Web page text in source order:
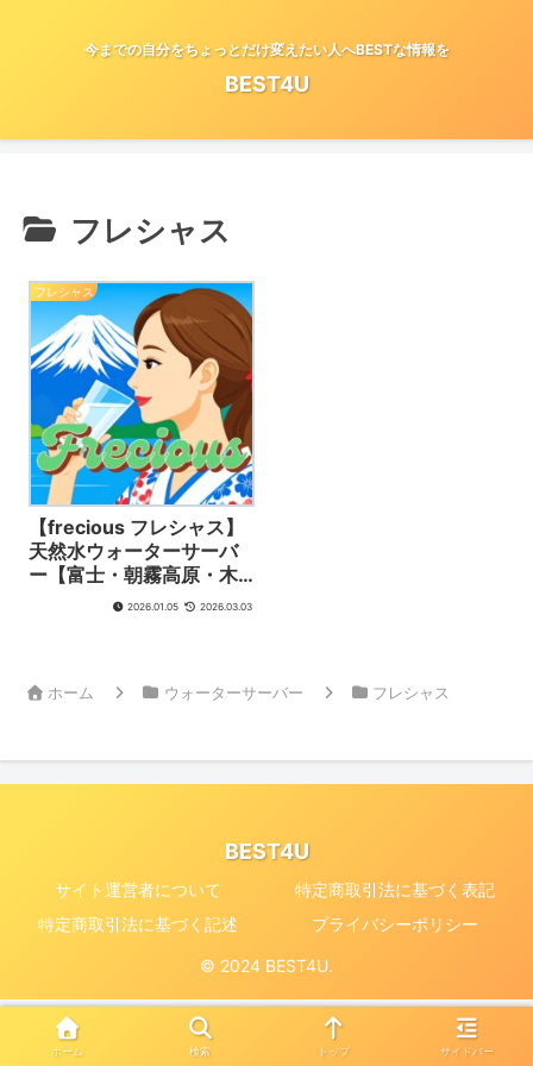
今までの自分をちょっとだけ変えたい人へBESTな情報を
BEST4U
フレシャス
フレシャス
【frecious フレシャス】
天然水ウォーターサーバ
ー【富士・朝霧高原・木
曾よりおいしい天然水を
ク♪】パパ・ママプランな
NEW〉
2026.01.05 2026.03.03
ホーム ウォーターサーバー フレシャス
BEST4U
サイト運営者について
特定商取引法に基づく表記
特定商取引法に基づく記述
プライバシーポリシー
© 2024 BEST4U.
ホーム 検索 トップ サイドバー
特定商取引法に基づく表記 プライバシーポリシー